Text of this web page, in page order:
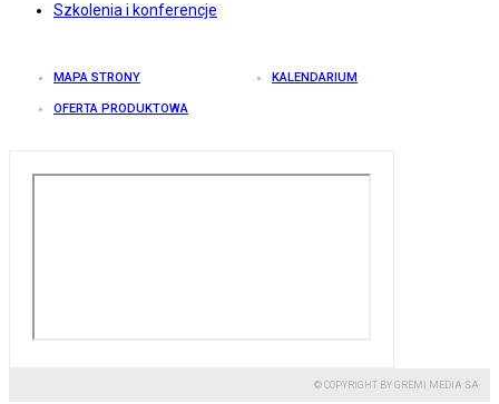
Szkolenia i konferencje
MAPA STRONY KALENDARIUM
OFERTA PRODUKTOWA
© COPYRIGHT BY GREMI MEDIA SA